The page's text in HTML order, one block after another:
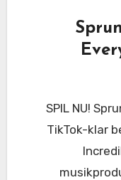
SPIL NU! Sprunki spil Bliv viral ved at lave
TikTok-klar